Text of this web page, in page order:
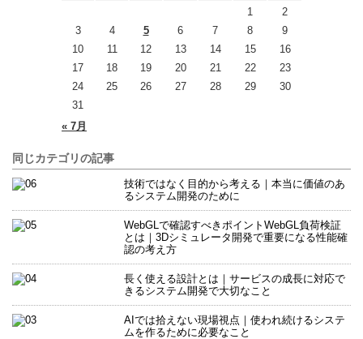
« 7月
1
2
3
4 5 6 7 8
9
10
11 12 13 14 15
16
17
18 19 20 21 22
23
24
25 26 27 28 29
30
31
同じカテゴリの記事
技術ではなく目的から考える｜本当に価値のあ
るシステム開発のために
WebGLで確認すべきポイントWebGL負荷検証
とは｜3Dシミュレータ開発で重要になる性能確
認の考え方
長く使える設計とは｜サービスの成長に対応で
きるシステム開発で大切なこと
AIでは拾えない現場視点｜使われ続けるシステ
ムを作るために必要なこと